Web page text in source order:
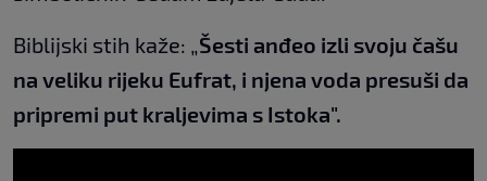
Biblijski stih kaže: „Šesti anđeo izli svoju čašu
na veliku rijeku Eufrat, i njena voda presuši da
pripremi put kraljevima s Istoka".